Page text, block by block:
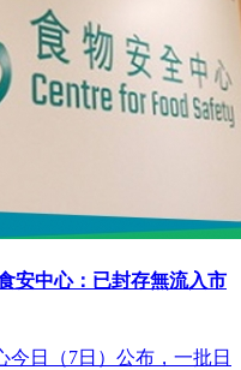
安中心：已封存無流入市
日（7日）公布，一批日